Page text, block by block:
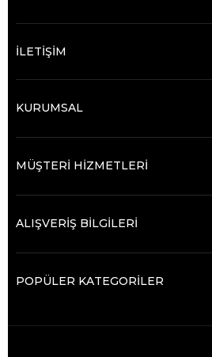
İLETİŞİM
KURUMSAL
MÜŞTERİ HİZMETLERİ
ALIŞVERİŞ BİLGİLERİ
POPÜLER KATEGORİLER